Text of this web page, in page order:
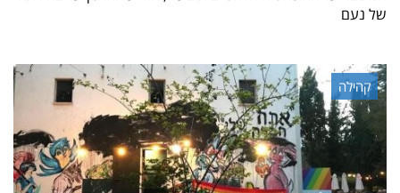
של נעם
קהילה